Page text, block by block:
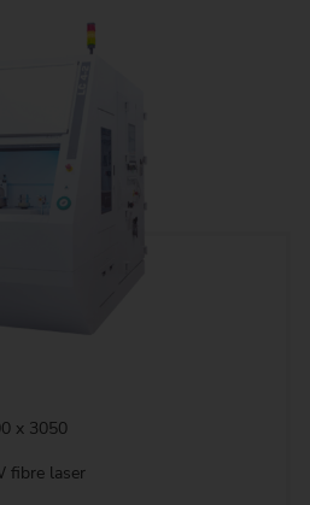
x 3050
fibre laser